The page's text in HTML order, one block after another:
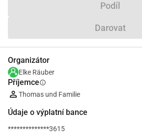
Podíl
Darovat
Organizátor
Elke Räuber
Příjemceinfo
Thomas und Familie
Údaje o výplatní bance
**************3615